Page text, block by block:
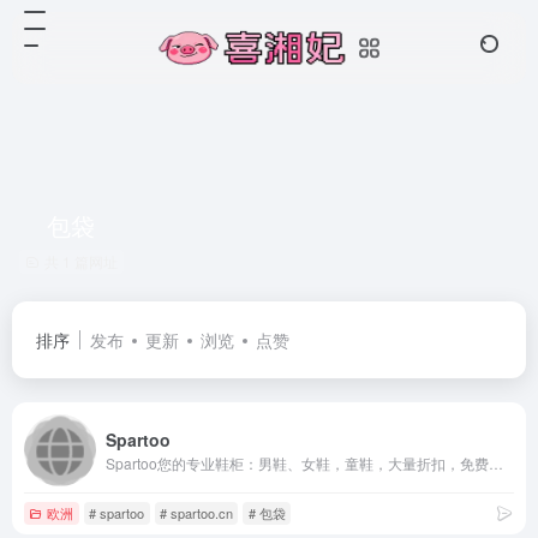
排序 发布 更新 浏览 点赞
Spartoo
欧洲 # spartoo # spartoo.cn # 包袋